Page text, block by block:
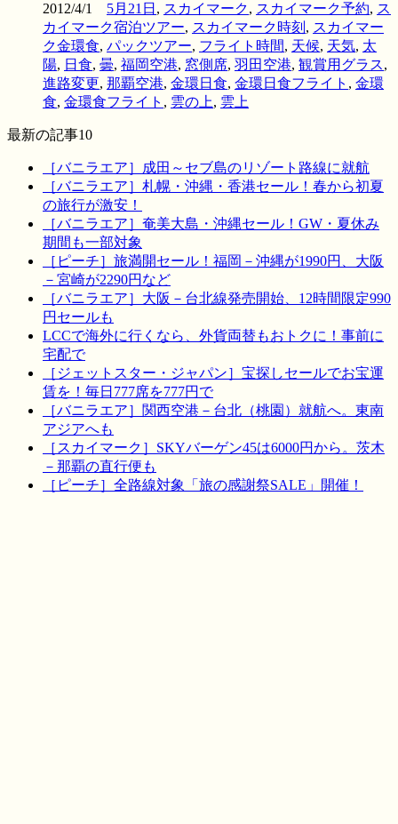
2012/4/1 5月21日 , スカイマーク, スカイマーク予約, ス
カイマーク宿泊ツアー, スカイマーク時刻 , スカイマー
ク金環食, パックツアー, フライト時間, 天候, 天気, 太
陽, 日食, 曇, 福岡空港, 窓側席, 羽田空港, 観賞用グラス,
進路変更, 那覇空港, 金環日食, 金環日食フライト , 金環
食, 金環食フライト , 雲の上, 雲上
最新の記事10
［バニラエア］成田～セブ島のリゾート路線に就航
［バニラエア］札幌・沖縄・香港セール！春から初夏
の旅行が激安！
［バニラエア］奄美大島・沖縄セール！GW・夏休み
期間も一部対象
［ピーチ］旅満開セール！福岡－沖縄が1990円、大阪
－宮崎が2290円など
［バニラエア］大阪－台北線発売開始、12時間限定990
円セールも
LCCで海外に行くなら、外貨両替もおトクに！事前に
宅配で
［ジェットスター・ジャパン］宝探しセールでお宝運
賃を！毎日777席を777円で
［バニラエア］関西空港－台北（桃園）就航へ。東南
アジアへも
［スカイマーク］SKYバーゲン45は6000円から。茨木
－那覇の直行便も
［ピーチ］全路線対象「旅の感謝祭SALE」開催！